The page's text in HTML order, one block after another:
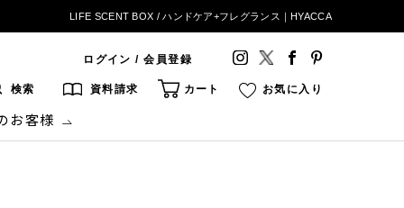
LIFE SCENT BOX / ハンドケア+フレグランス｜HYACCA
ログイン / 会員登録
検索 資料請求 カート お気に入り
お客様